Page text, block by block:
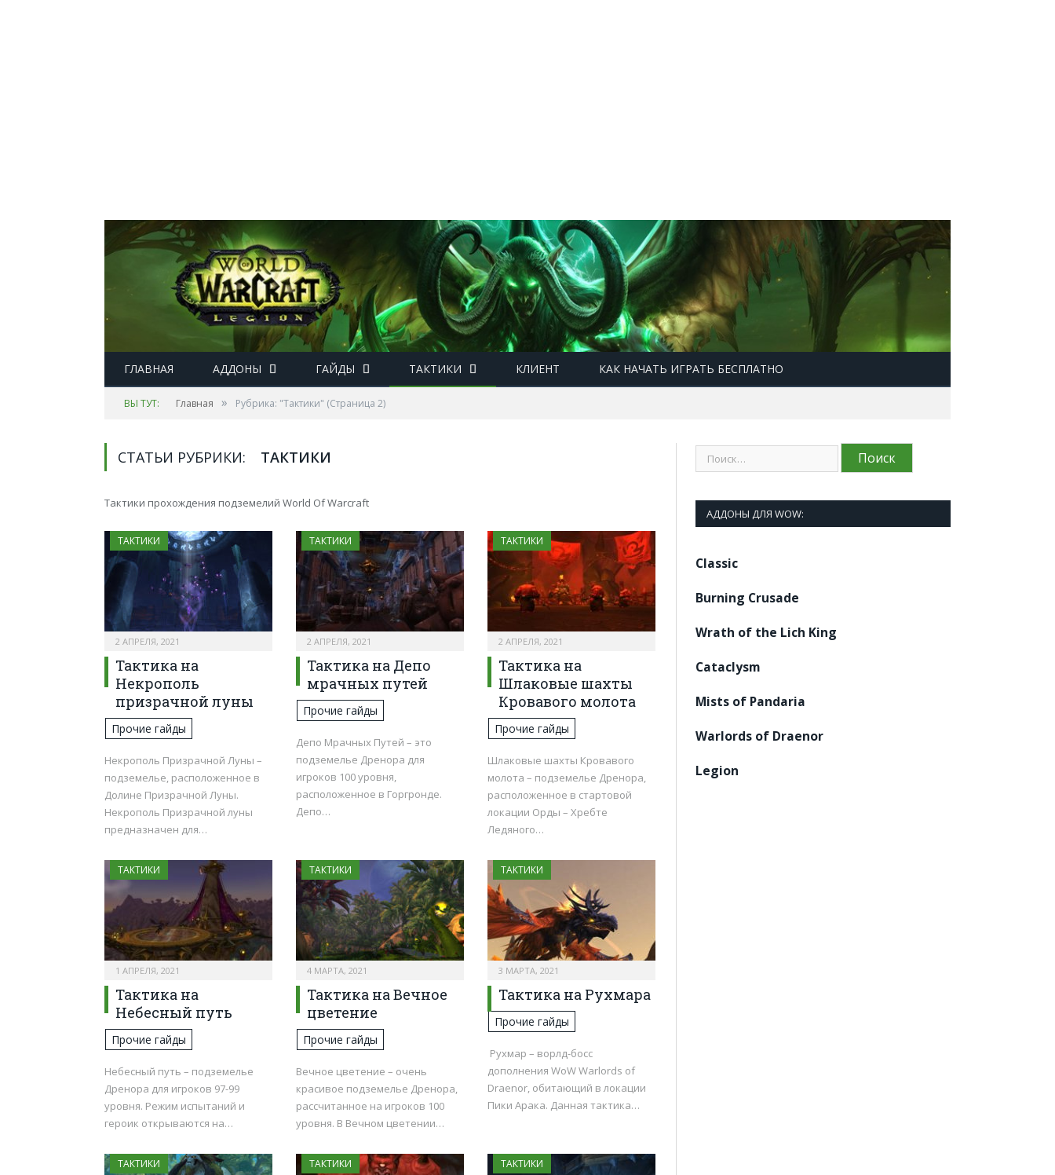
ГЛАВНАЯ АДДОНЫ ГАЙДЫ ТАКТИКИ КЛИЕНТ КАК НАЧАТЬ ИГРАТЬ БЕСПЛАТНО
ВЫ ТУТ: Главная » Рубрика: "Тактики" (Страница 2)
СТАТЬИ РУБРИКИ: ТАКТИКИ
Тактики прохождения подземелий World Of Warcraft
ТАКТИКИ
2 АПРЕЛЯ, 2021
Тактика на
Некрополь
призрачной луны
Прочие гайды
Некрополь Призрачной Луны –
подземелье, расположенное в
Долине Призрачной Луны.
Некрополь Призрачной луны
предназначен для…
ТАКТИКИ
2 АПРЕЛЯ, 2021
Тактика на Депо
мрачных путей
Прочие гайды
Депо Мрачных Путей – это
подземелье Дренора для
игроков 100 уровня,
расположенное в Горгронде.
Депо…
ТАКТИКИ
2 АПРЕЛЯ, 2021
Тактика на
Шлаковые шахты
Кровавого молота
Прочие гайды
Шлаковые шахты Кровавого
молота – подземелье Дренора,
расположенное в стартовой
локации Орды – Хребте
Ледяного…
ТАКТИКИ
1 АПРЕЛЯ, 2021
Тактика на
Небесный путь
Прочие гайды
Небесный путь – подземелье
Дренора для игроков 97-99
уровня. Режим испытаний и
героик открываются на…
ТАКТИКИ
4 МАРТА, 2021
Тактика на Вечное
цветение
Прочие гайды
Вечное цветение – очень
красивое подземелье Дренора,
рассчитанное на игроков 100
уровня. В Вечном цветении…
ТАКТИКИ
3 МАРТА, 2021
Тактика на Рухмара
Прочие гайды
Рухмар – ворлд-босс
дополнения WoW Warlords of
Draenor, обитающий в локации
Пики Арака. Данная тактика…
ТАКТИКИ ТАКТИКИ ТАКТИКИ
АДДОНЫ ДЛЯ WOW:
Classic
Burning Crusade
Wrath of the Lich King
Cataclysm
Mists of Pandaria
Warlords of Draenor
Legion